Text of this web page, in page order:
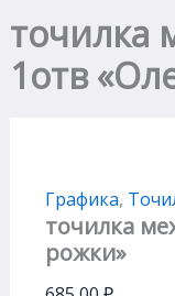
точилка
1отв
Графика,
точилка
рожки»